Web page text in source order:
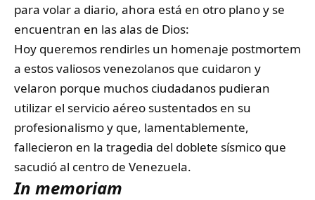
para volar a diario, ahora está en otro plano y se
encuentran en las alas de Dios:
Hoy queremos rendirles un homenaje postmortem
a estos valiosos venezolanos que cuidaron y
velaron porque muchos ciudadanos pudieran
utilizar el servicio aéreo sustentados en su
profesionalismo y que, lamentablemente,
fallecieron en la tragedia del doblete sísmico que
sacudió al centro de Venezuela.
In memoriam